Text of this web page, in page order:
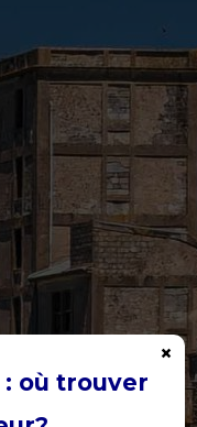
où trouver
×